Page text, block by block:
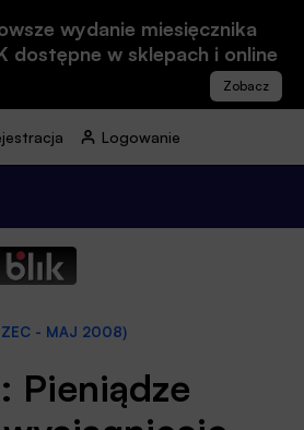
wydanie miesięcznika
dostępne w sklepach i online
Logowanie
- MAJ 2008)
Pieniądze